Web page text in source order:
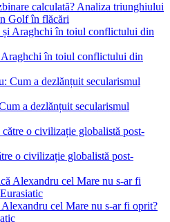
calculată? Analiza triunghiului
Golf în flăcări
în toiul conflictului din
a dezlănțuit secularismul
o civilizație globalistă post-
cel Mare nu s-ar fi oprit?